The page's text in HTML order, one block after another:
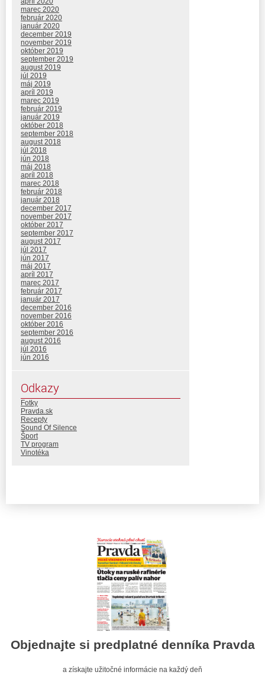
marec 2020
február 2020
január 2020
december 2019
november 2019
október 2019
september 2019
august 2019
júl 2019
máj 2019
apríl 2019
marec 2019
február 2019
január 2019
október 2018
september 2018
august 2018
júl 2018
jún 2018
máj 2018
apríl 2018
marec 2018
február 2018
január 2018
december 2017
november 2017
október 2017
september 2017
august 2017
júl 2017
jún 2017
máj 2017
apríl 2017
marec 2017
február 2017
január 2017
december 2016
november 2016
október 2016
september 2016
august 2016
júl 2016
jún 2016
Odkazy
Fotky
Pravda.sk
Recepty
Sound Of Silence
Šport
TV program
Vinotéka
Objednajte si predplatné denníka Pravda
a získajte užitočné informácie na každý deň